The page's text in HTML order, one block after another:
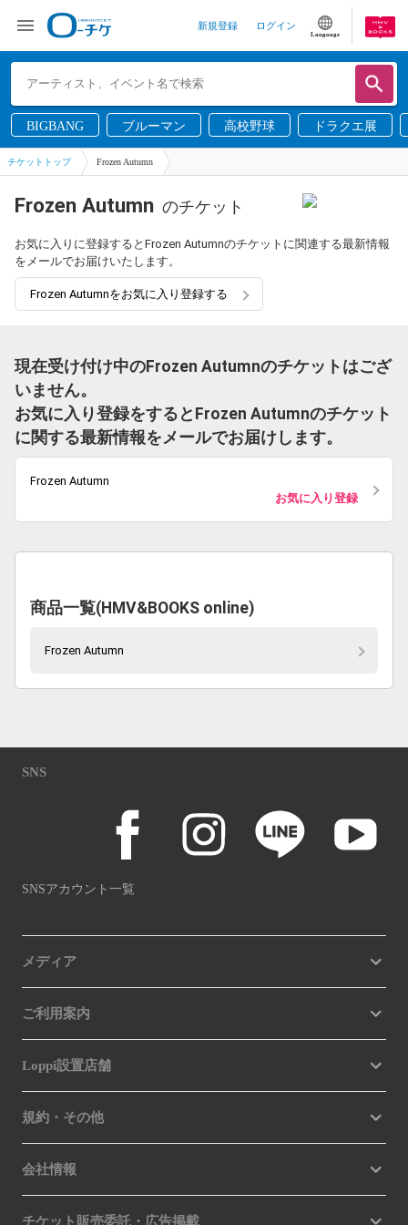
新規登録 ログイン
Language
BIGBANG ブルーマン 高校野球 ドラクエ展
チケットトップ Frozen Autumn
Frozen Autumn のチケット
お気に入りに登録するとFrozen Autumnのチケットに関連する最新情報
をメールでお届けいたします。
Frozen Autumnをお気に入り登録する
現在受け付け中のFrozen Autumnのチケットはござ
いません。
お気に入り登録をするとFrozen Autumnのチケット
に関する最新情報をメールでお届けします。
Frozen Autumn
お気に入り登録
商品一覧(HMV&BOOKS online)
Frozen Autumn
SNS
SNSアカウント一覧
メディア
ご利用案内
Loppi設置店舗
規約・その他
会社情報
チケット販売委託・広告掲載